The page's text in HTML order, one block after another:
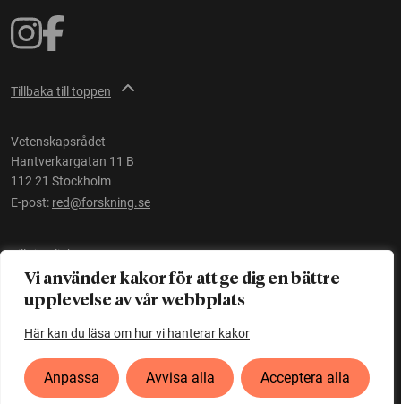
Vi använder kakor för att ge dig en bättre
upplevelse av vår webbplats
Här kan du läsa om hur vi hanterar kakor
Anpassa Avvisa alla Acceptera alla
Tillbaka till toppen
Vetenskapsrådet
Hantverkargatan 11 B
112 21 Stockholm
E-post: red@forskning.se
Tillgänglighet
Ett initiativ avVetenskapsrådet